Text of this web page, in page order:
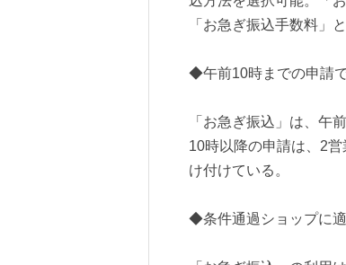
「お急ぎ振込手数料」
◆午前10時までの申請
「お急ぎ振込」は、午
10時以降の申請は、2
け付けている。
◆条件通過ショップに